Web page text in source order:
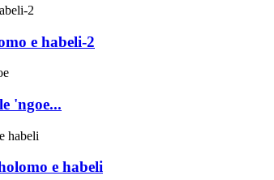
e habeli-2
'ngoe...
e habeli